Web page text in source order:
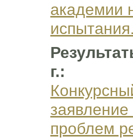
академии
г.:
проблем